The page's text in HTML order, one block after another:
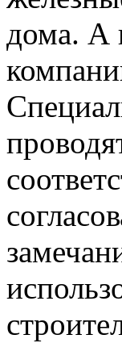
дома. А